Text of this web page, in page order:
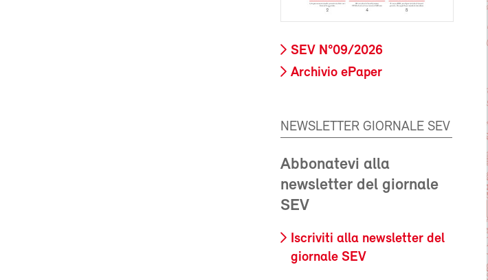
SEV N°09/2026
Archivio ePaper
NEWSLETTER GIORNALE SEV
Abbonatevi alla
newsletter del giornale
SEV
Iscriviti alla newsletter del
giornale SEV